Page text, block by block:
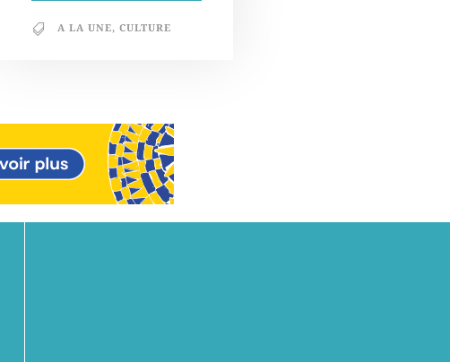
A LA UNE, CULTURE